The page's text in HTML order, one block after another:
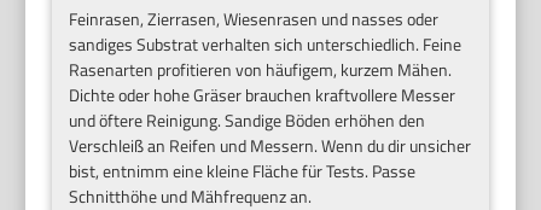
Feinrasen, Zierrasen, Wiesenrasen und nasses oder
sandiges Substrat verhalten sich unterschiedlich. Feine
Rasenarten profitieren von häufigem, kurzem Mähen.
Dichte oder hohe Gräser brauchen kraftvollere Messer
und öftere Reinigung. Sandige Böden erhöhen den
Verschleiß an Reifen und Messern. Wenn du dir unsicher
bist, entnimm eine kleine Fläche für Tests. Passe
Schnitthöhe und Mähfrequenz an.